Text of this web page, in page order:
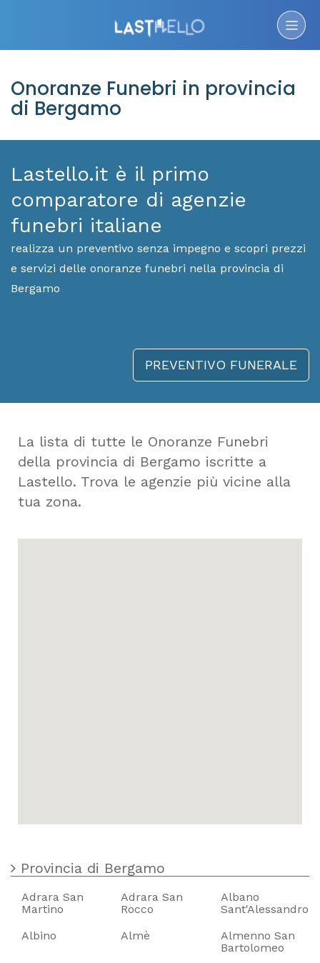
Onoranze Funebri in provincia
di Bergamo
Lastello.it è il primo
comparatore di agenzie
funebri italiane
realizza un preventivo senza impegno e scopri prezzi
e servizi delle onoranze funebri nella provincia di
Bergamo
PREVENTIVO FUNERALE
La lista di tutte le Onoranze Funebri
della provincia di Bergamo iscritte a
Lastello. Trova le agenzie più vicine alla
tua zona.
Provincia di Bergamo
Adrara San
Martino
Adrara San
Rocco
Albano
Sant'Alessandro
Albino
Almè
Almenno San
Bartolomeo